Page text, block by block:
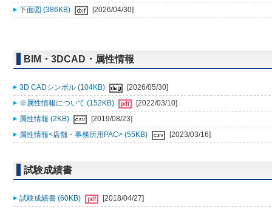
下面図 (386KB) [2026/04/30]
BIM・3DCAD・属性情報
3D CADシンボル (104KB)
[2026/05/30]
※属性情報について (152KB)
[2022/03/10]
属性情報 (2KB)
[2019/08/23]
属性情報<店舗・事務所用PAC> (55KB)
[2023/03/16]
試験成績書
試験成績書 (60KB) [2018/04/27]